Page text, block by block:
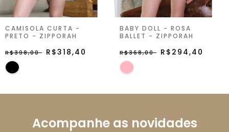
CAMISOLA CURTA -
PRETO - ZIPPORAH
R$398,00 R$318,40
BABY DOLL - ROSA
BALLET - ZIPPORAH
R$368,00 R$294,40
Acompanhe as novidades